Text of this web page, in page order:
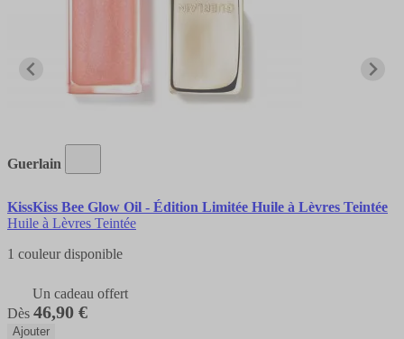
Guerlain
KissKiss Bee Glow Oil - Édition Limitée Huile à Lèvres Teintée
Huile à Lèvres Teintée
1 couleur disponible
Un cadeau offert
Dès 46,90 €
Ajouter